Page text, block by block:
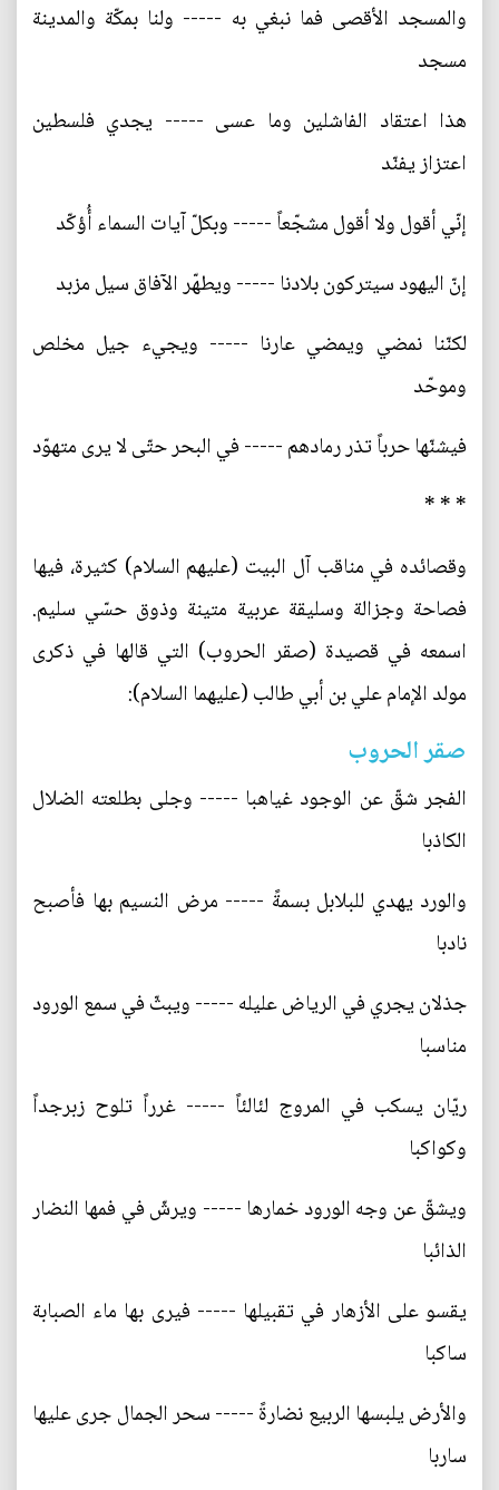
والمسجد الأقصى فما نبغي به ----- ولنا بمكّة والمدينة
مسجد
هذا اعتقاد الفاشلين وما عسى ----- يجدي فلسطين
اعتزاز يفنّد
إنّي أقول ولا أقول مشجّعاً ----- وبكلّ آيات السماء أُؤكّد
إنّ اليهود سيتركون بلادنا ----- ويطهّر الآفاق سيل مزبد
لكنّنا نمضي ويمضي عارنا ----- ويجيء جيل مخلص
وموحّد
فيشنّها حرباً تذر رمادهم ----- في البحر حتّى لا يرى متهوّد
* * *
وقصائده في مناقب آل البيت (عليهم السلام) كثيرة، فيها
فصاحة وجزالة وسليقة عربية متينة وذوق حسّي سليم.
اسمعه في قصيدة (صقر الحروب) التي قالها في ذكرى
مولد الإمام علي بن أبي طالب (عليهما السلام):
صقر الحروب
الفجر شقّ عن الوجود غياهبا ----- وجلى بطلعته الضلال
الكاذبا
والورد يهدي للبلابل بسمةً ----- مرض النسيم بها فأصبح
نادبا
جذلان يجري في الرياض عليله ----- ويبثّ في سمع الورود
مناسبا
ريّان يسكب في المروج لئالئاً ----- غرراً تلوح زبرجداً
وكواكبا
ويشقّ عن وجه الورود خمارها ----- ويرشّ في فمها النضار
الذائبا
يقسو على الأزهار في تقبيلها ----- فيرى بها ماء الصبابة
ساكبا
والأرض يلبسها الربيع نضارةً ----- سحر الجمال جرى عليها
ساربا